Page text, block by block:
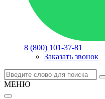
8 (800) 101-37-81
Заказать звонок
МЕНЮ